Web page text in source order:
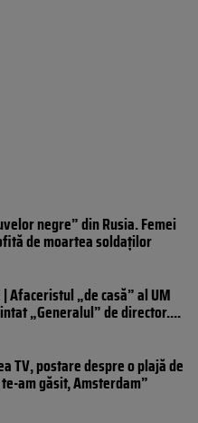
negre” din Rusia. Femei
de moartea soldaților
| Afaceristul „de casă” al UM
„Generalul” de director....
TV, postare despre o plajă de
am găsit, Amsterdam”